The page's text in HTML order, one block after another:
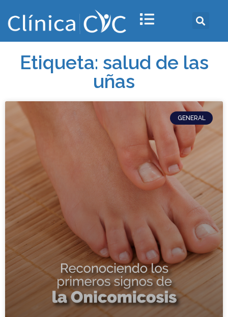
Etiqueta: salud de las
uñas
GENERAL